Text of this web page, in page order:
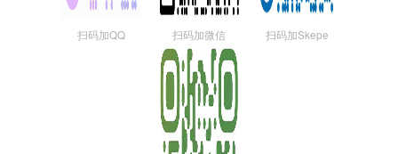
扫码加QQ 扫码加微信 扫码加Skepe